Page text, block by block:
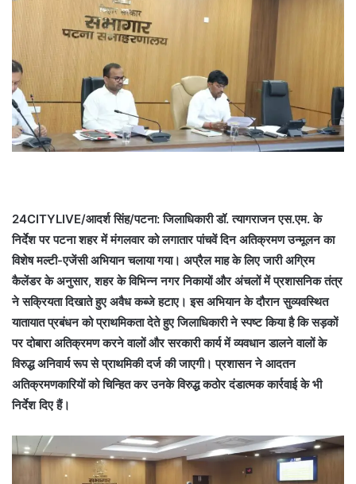
24CITYLIVE/आदर्श सिंह/पटना: जिलाधिकारी डॉ. त्यागराजन एस.एम. के
निर्देश पर पटना शहर में मंगलवार को लगातार पांचवें दिन अतिक्रमण उन्मूलन का
विशेष मल्टी-एजेंसी अभियान चलाया गया। अप्रैल माह के लिए जारी अग्रिम
कैलेंडर के अनुसार, शहर के विभिन्न नगर निकायों और अंचलों में प्रशासनिक तंत्र
ने सक्रियता दिखाते हुए अवैध कब्जे हटाए। इस अभियान के दौरान सुव्यवस्थित
यातायात प्रबंधन को प्राथमिकता देते हुए जिलाधिकारी ने स्पष्ट किया है कि सड़कों
पर दोबारा अतिक्रमण करने वालों और सरकारी कार्य में व्यवधान डालने वालों के
विरुद्ध अनिवार्य रूप से प्राथमिकी दर्ज की जाएगी। प्रशासन ने आदतन
अतिक्रमणकारियों को चिन्हित कर उनके विरुद्ध कठोर दंडात्मक कार्रवाई के भी
निर्देश दिए हैं।